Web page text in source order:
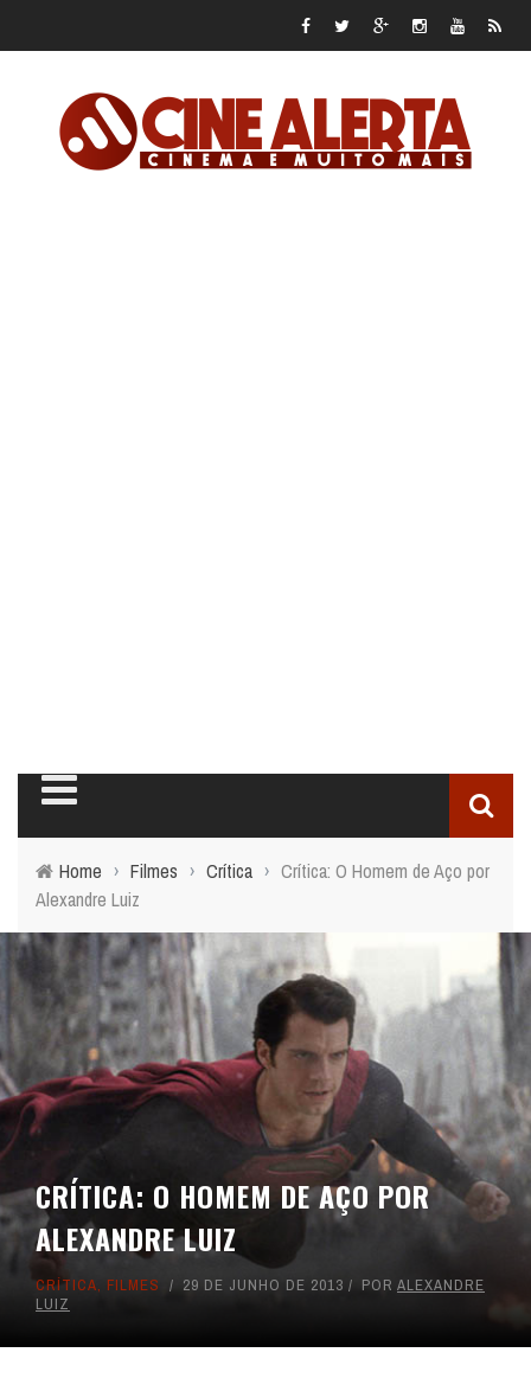
Home › Filmes › Crítica › Crítica: O Homem de Aço por
Alexandre Luiz
CRÍTICA: O HOMEM DE AÇO POR
ALEXANDRE LUIZ
CRÍTICA, FILMES 29 DE JUNHO DE 2013 POR ALEXANDRE
LUIZ